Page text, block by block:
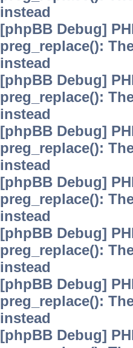
instead
[phpBB Debug]
preg_replace():
instead
[phpBB Debug]
preg_replace():
instead
[phpBB Debug]
preg_replace():
instead
[phpBB Debug]
preg_replace():
instead
[phpBB Debug]
preg_replace():
instead
[phpBB Debug]
preg_replace():
instead
[phpBB Debug]